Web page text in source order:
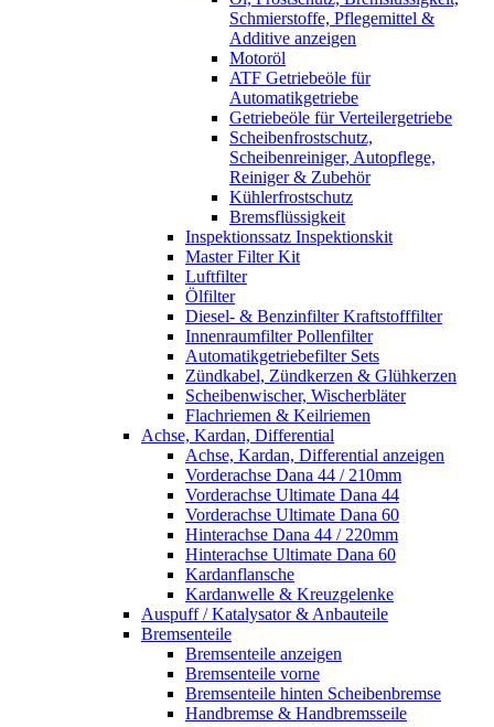
Schmierstoffe, Pflegemittel &
Additive anzeigen
Motoröl
ATF Getriebeöle für
Automatikgetriebe
Getriebeöle für Verteilergetriebe
Scheibenfrostschutz,
Scheibenreiniger, Autopflege,
Reiniger & Zubehör
Kühlerfrostschutz
Bremsflüssigkeit
Inspektionssatz Inspektionskit
Master Filter Kit
Luftfilter
Ölfilter
Diesel- & Benzinfilter Kraftstofffilter
Innenraumfilter Pollenfilter
Automatikgetriebefilter Sets
Zündkabel, Zündkerzen & Glühkerzen
Scheibenwischer, Wischerbläter
Flachriemen & Keilriemen
Achse, Kardan, Differential
Achse, Kardan, Differential anzeigen
Vorderachse Dana 44 / 210mm
Vorderachse Ultimate Dana 44
Vorderachse Ultimate Dana 60
Hinterachse Dana 44 / 220mm
Hinterachse Ultimate Dana 60
Kardanflansche
Kardanwelle & Kreuzgelenke
Auspuff / Katalysator & Anbauteile
Bremsenteile
Bremsenteile anzeigen
Bremsenteile vorne
Bremsenteile hinten Scheibenbremse
Handbremse & Handbremsseile